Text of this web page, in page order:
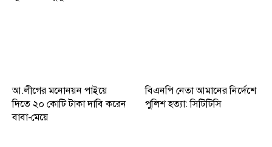
আ.লীগের মনোনয়ন পাইয়ে
দিতে ২০ কোটি টাকা দাবি করেন
বাবা-মেয়ে
বিএনপি নেতা আমানের নির্দেশে
পুলিশ হত্যা: সিটিটিসি